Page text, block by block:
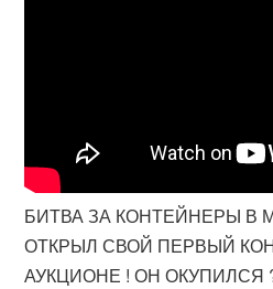
БИТВА ЗА КОНТЕЙНЕРЫ В
ОТКРЫЛ СВОЙ ПЕРВЫЙ
АУКЦИОНЕ ! ОН ОКУПИЛСЯ